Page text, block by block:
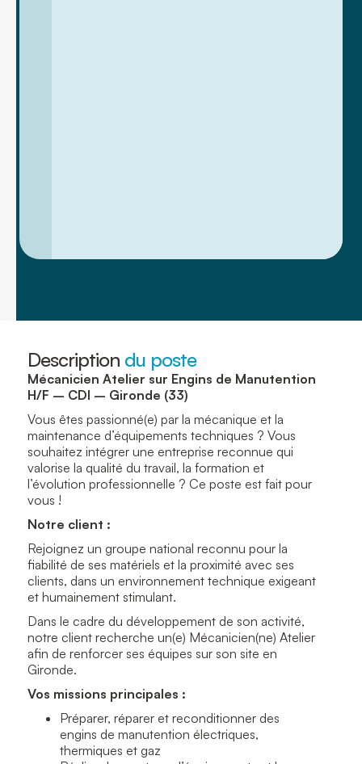
Description du poste
Mécanicien Atelier sur Engins de Manutention
H/F – CDI – Gironde (33)
Vous êtes passionné(e) par la mécanique et la
maintenance d’équipements techniques ? Vous
souhaitez intégrer une entreprise reconnue qui
valorise la qualité du travail, la formation et
l’évolution professionnelle ? Ce poste est fait pour
vous !
Notre client :
Rejoignez un groupe national reconnu pour la
fiabilité de ses matériels et la proximité avec ses
clients, dans un environnement technique exigeant
et humainement stimulant.
Dans le cadre du développement de son activité,
notre client recherche un(e) Mécanicien(ne) Atelier
afin de renforcer ses équipes sur son site en
Gironde.
Vos missions principales :
Préparer, réparer et reconditionner des
engins de manutention électriques,
thermiques et gaz